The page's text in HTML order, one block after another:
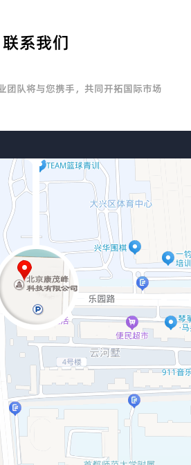
联系我们
团队将与您携手，共同开拓国际市场